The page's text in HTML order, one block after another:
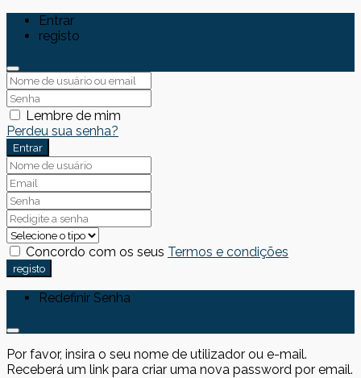
Entrar
registo
Lembre de mim
Perdeu sua senha?
Entrar
Concordo com os seus Termos e condições
registo
Redefinir Senha
Por favor, insira o seu nome de utilizador ou e-mail.
Receberá um link para criar uma nova password por email.